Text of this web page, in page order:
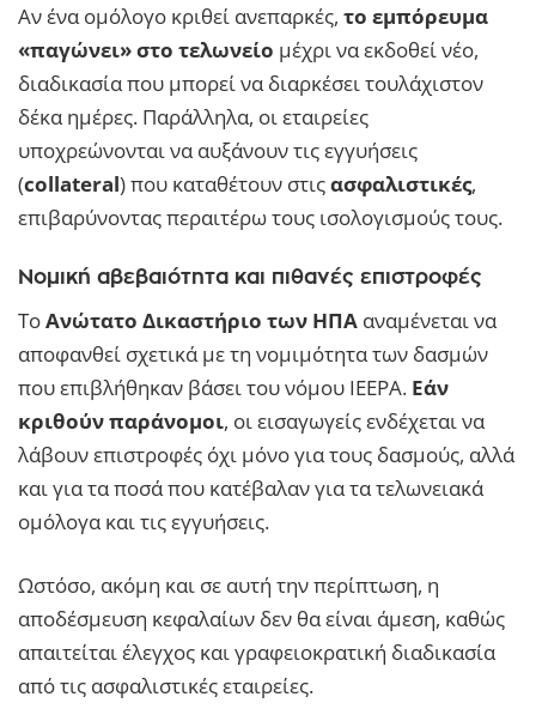
Αν ένα ομόλογο κριθεί ανεπαρκές, το εμπόρευμα
«παγώνει» στο τελωνείο μέχρι να εκδοθεί νέο,
διαδικασία που μπορεί να διαρκέσει τουλάχιστον
δέκα ημέρες. Παράλληλα, οι εταιρείες
υποχρεώνονται να αυξάνουν τις εγγυήσεις
(collateral) που καταθέτουν στιςασφαλιστικές,
επιβαρύνοντας περαιτέρω τους ισολογισμούς τους.
Νομική αβεβαιότητα και πιθανές επιστροφές
ΤοΑνώτατο Δικαστήριο των ΗΠΑ αναμένεται να
αποφανθεί σχετικά με τη νομιμότητα των δασμών
που επιβλήθηκαν βάσει του νόμου IEEPA. Εάν
κριθούν παράνομοι, οι εισαγωγείς ενδέχεται να
λάβουν επιστροφές όχι μόνο για τους δασμούς, αλλά
και για τα ποσά που κατέβαλαν για τα τελωνειακά
ομόλογα και τις εγγυήσεις.
Ωστόσο, ακόμη και σε αυτή την περίπτωση, η
αποδέσμευση κεφαλαίων δεν θα είναι άμεση, καθώς
απαιτείται έλεγχος και γραφειοκρατική διαδικασία
από τις ασφαλιστικές εταιρείες.